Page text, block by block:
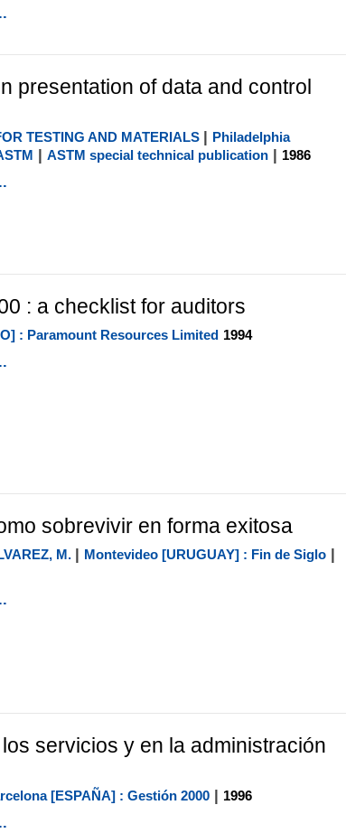
presentation of data and control
TESTING AND MATERIALS | Philadelphia
| ASTM special technical publication| 1986
: a checklist for auditors
: Paramount Resources Limited 1994
sobrevivir en forma exitosa
M. | Montevideo [URUGUAY] : Fin de Siglo|
servicios y en la administración
[ESPAÑA] : Gestión 2000| 1996